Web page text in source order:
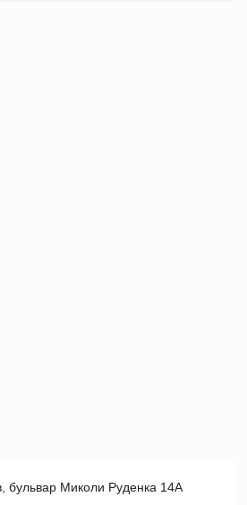
бульвар Миколи Руденка 14А